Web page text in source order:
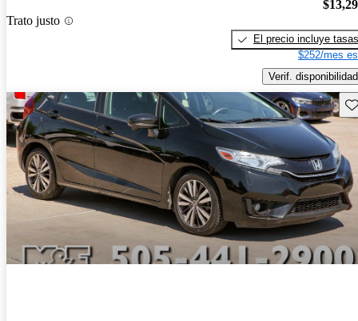
Trato justo
El precio incluye tasas
$252/mes
Verif. disponibilidad